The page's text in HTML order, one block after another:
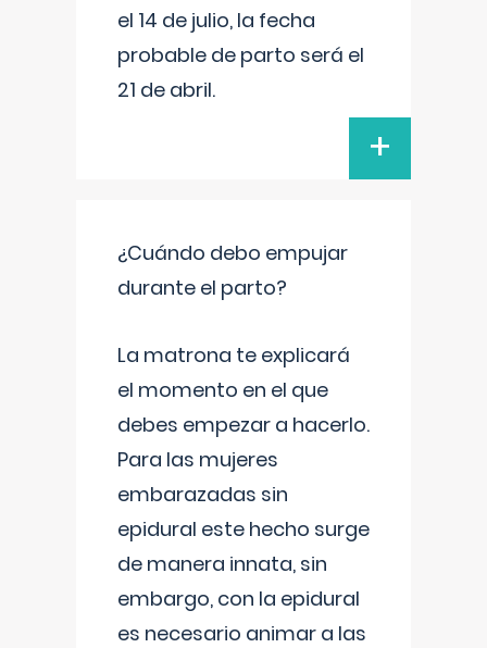
el 14 de julio, la fecha
probable de parto será el
21 de abril.
+
¿Cuándo debo empujar
durante el parto?
La matrona te explicará
el momento en el que
debes empezar a hacerlo.
Para las mujeres
embarazadas sin
epidural este hecho surge
de manera innata, sin
embargo, con la epidural
es necesario animar a las